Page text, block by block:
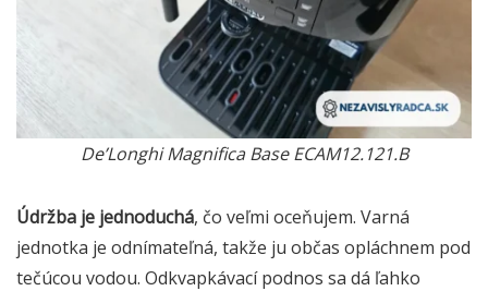
De’Longhi Magnifica Base ECAM12.121.B
Údržba je jednoduchá, čo veľmi oceňujem. Varná
jednotka je odnímateľná, takže ju občas opláchnem pod
tečúcou vodou. Odkvapkávací podnos sa dá ľahko